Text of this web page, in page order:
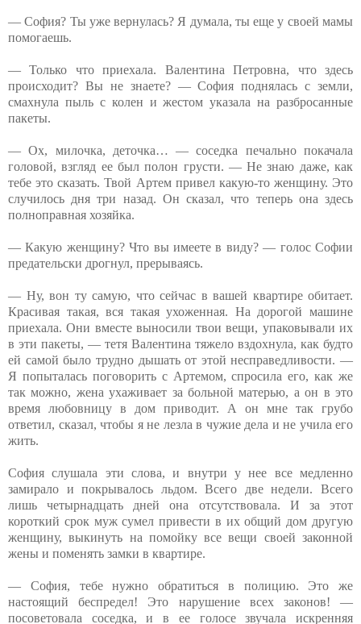
— София? Ты уже вернулась? Я думала, ты еще у своей мамы
помогаешь.
— Только что приехала. Валентина Петровна, что здесь
происходит? Вы не знаете? — София поднялась с земли,
смахнула пыль с колен и жестом указала на разбросанные
пакеты.
— Ох, милочка, деточка… — соседка печально покачала
головой, взгляд ее был полон грусти. — Не знаю даже, как
тебе это сказать. Твой Артем привел какую-то женщину. Это
случилось дня три назад. Он сказал, что теперь она здесь
полноправная хозяйка.
— Какую женщину? Что вы имеете в виду? — голос Софии
предательски дрогнул, прерываясь.
— Ну, вон ту самую, что сейчас в вашей квартире обитает.
Красивая такая, вся такая ухоженная. На дорогой машине
приехала. Они вместе выносили твои вещи, упаковывали их
в эти пакеты, — тетя Валентина тяжело вздохнула, как будто
ей самой было трудно дышать от этой несправедливости. —
Я попыталась поговорить с Артемом, спросила его, как же
так можно, жена ухаживает за больной матерью, а он в это
время любовницу в дом приводит. А он мне так грубо
ответил, сказал, чтобы я не лезла в чужие дела и не учила его
жить.
София слушала эти слова, и внутри у нее все медленно
замирало и покрывалось льдом. Всего две недели. Всего
лишь четырнадцать дней она отсутствовала. И за этот
короткий срок муж сумел привести в их общий дом другую
женщину, выкинуть на помойку все вещи своей законной
жены и поменять замки в квартире.
— София, тебе нужно обратиться в полицию. Это же
настоящий беспредел! Это нарушение всех законов! —
посоветовала соседка, и в ее голосе звучала искренняя